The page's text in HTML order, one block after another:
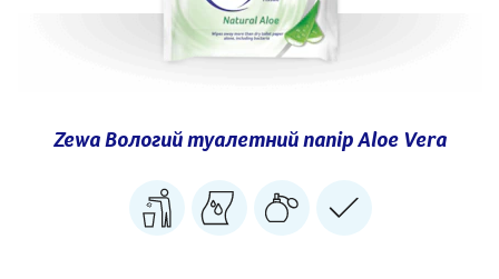
Zewa Вологий туалетний папір Aloe Vera